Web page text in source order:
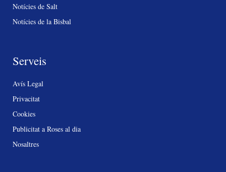
Notícies de Salt
Notícies de la Bisbal
Serveis
Avís Legal
Privacitat
Cookies
Publicitat a Roses al dia
Nosaltres